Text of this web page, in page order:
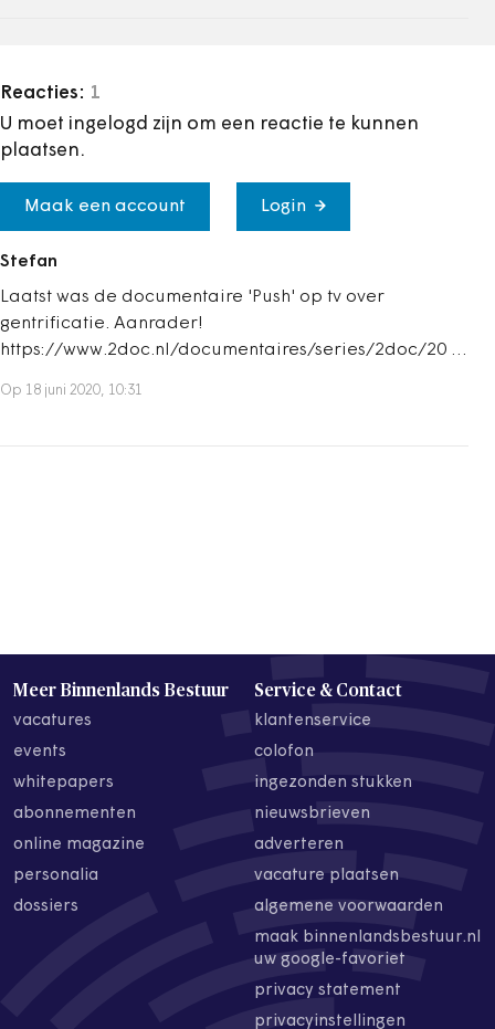
Reacties: 1
U moet ingelogd zijn om een reactie te kunnen
plaatsen.
Maak een account Login
Stefan
Laatst was de documentaire 'Push' op tv over
gentrificatie. Aanrader!
https://www.2doc.nl/documentaires/series/2doc/20 …
Op 18 juni 2020, 10:31
Meer Binnenlands Bestuur
vacatures
events
whitepapers
abonnementen
online magazine
personalia
dossiers
Service & Contact
klantenservice
colofon
ingezonden stukken
nieuwsbrieven
adverteren
vacature plaatsen
algemene voorwaarden
maak binnenlandsbestuur.nl
uw google-favoriet
privacy statement
privacyinstellingen